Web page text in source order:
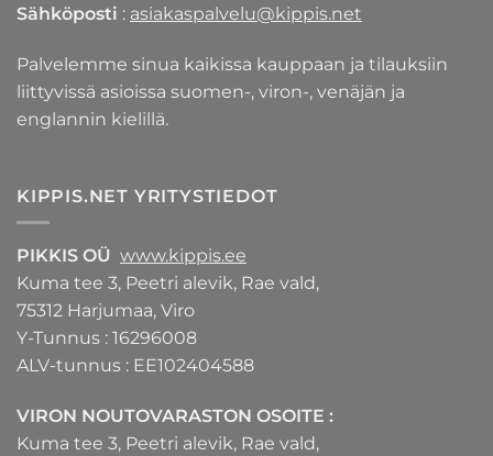
Sähköposti : asiakaspalvelu@kippis.net
Palvelemme sinua kaikissa kauppaan ja tilauksiin
liittyvissä asioissa suomen-, viron-, venäjän ja
englannin kielillä.
KIPPIS.NET YRITYSTIEDOT
PIKKIS OÜ www.kippis.ee
Kuma tee 3, Peetri alevik, Rae vald,
75312 Harjumaa, Viro
Y-Tunnus : 16296008
ALV-tunnus : EE102404588
VIRON NOUTOVARASTON OSOITE :
Kuma tee 3, Peetri alevik, Rae vald,